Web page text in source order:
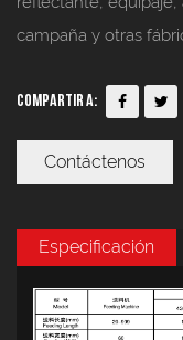
campaña y otras
Compartir a:
Contáctenos
Especificación